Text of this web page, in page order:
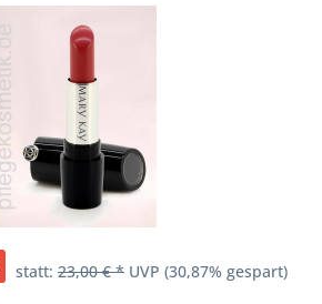
statt: 23,00 € * UVP (30,87% gespart)